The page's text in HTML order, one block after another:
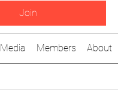
Join
Media Members About